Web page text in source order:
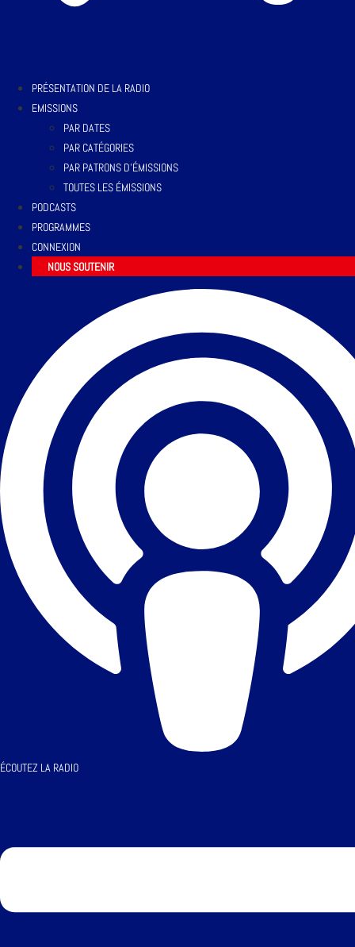
PRÉSENTATION DE LA RADIO
EMISSIONS
PAR DATES
PAR CATÉGORIES
PAR PATRONS D’ÉMISSIONS
TOUTES LES ÉMISSIONS
PODCASTS
PROGRAMMES
CONNEXION
NOUS SOUTENIR
ÉCOUTEZ LA RADIO